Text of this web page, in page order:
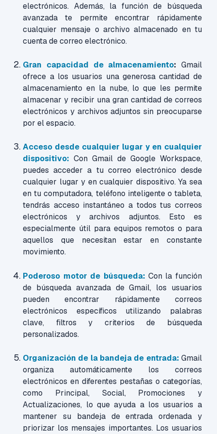
electrónicos. Además, la función de búsqueda
avanzada te permite encontrar rápidamente
cualquier mensaje o archivo almacenado en tu
cuenta de correo electrónico.
Gran capacidad de almacenamiento: Gmail
ofrece a los usuarios una generosa cantidad de
almacenamiento en la nube, lo que les permite
almacenar y recibir una gran cantidad de correos
electrónicos y archivos adjuntos sin preocuparse
por el espacio.
Acceso desde cualquier lugar y en cualquier
dispositivo:Con Gmail de Google Workspace,
puedes acceder a tu correo electrónico desde
cualquier lugar y en cualquier dispositivo. Ya sea
en tu computadora, teléfono inteligente o tableta,
tendrás acceso instantáneo a todos tus correos
electrónicos y archivos adjuntos. Esto es
especialmente útil para equipos remotos o para
aquellos que necesitan estar en constante
movimiento.
Poderoso motor de búsqueda: Con la función
de búsqueda avanzada de Gmail, los usuarios
pueden encontrar rápidamente correos
electrónicos específicos utilizando palabras
clave, filtros y criterios de búsqueda
personalizados.
Organización de la bandeja de entrada: Gmail
organiza automáticamente los correos
electrónicos en diferentes pestañas o categorías,
como Principal, Social, Promociones y
Actualizaciones, lo que ayuda a los usuarios a
mantener su bandeja de entrada ordenada y
priorizar los mensajes importantes. Los usuarios